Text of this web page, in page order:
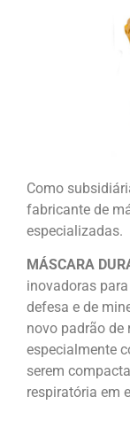
Como
fabricante de
especializadas.
MÁSCARA
inovadoras
defesa e de
novo padrão de
especialmente
serem
respiratória em